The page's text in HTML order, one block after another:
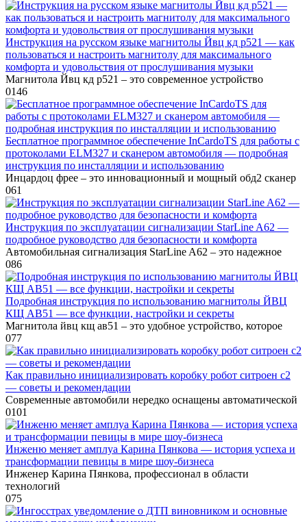
Инструкция на русском языке магнитолы Йвц кд р521 — как
пользоваться и настроить магнитолу для максимального
комфорта и удовольствия от прослушивания музыки
Магнитола Йвц кд р521 – это современное устройство
0146
Бесплатное программное обеспечение InCardoTS для работы с
протоколами ELM327 и сканером автомобиля — подробная
инструкция по инсталляции и использованию
Инцардоц фрее – это инновационный и мощный обд2 сканер
061
Инструкция по эксплуатации сигнализации StarLine A62 —
подробное руководство для безопасности и комфорта
Автомобильная сигнализация StarLine A62 – это надежное
086
Подробная инструкция по использованию магнитолы ЙВЦ
КЩ АВ51 — все функции, настройки и секреты
Магнитола йвц кщ ав51 – это удобное устройство, которое
077
Как правильно инициализировать коробку робот ситроен с2
— советы и рекомендации
Современные автомобили нередко оснащены автоматической
0101
Инженю меняет амплуа Карина Пянкова — история успеха и
трансформации певицы в мире шоу-бизнеса
Инженер Карина Пянкова, профессионал в области
технологий
075